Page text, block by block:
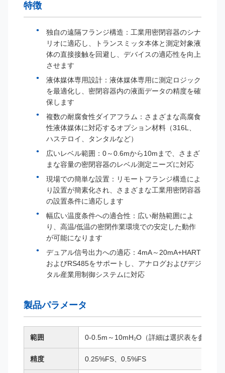
特徴
独自の遠隔フランジ構造：工業用密閉容器のシナ
リオに適応し、トランスミッタ本体と測定対象液
体の直接接触を回避し、デバイスの適応性を向上
させます
液体媒体専用設計：液体媒体専用に測定ロジック
を最適化し、密閉容器内の液面データの精度を確
保します
複数の耐腐食性ダイアフラム：さまざまな高腐食
性液体媒体に対応するオプション材料（316L、
ハステロイ、タンタルなど）
広いレベル範囲：0～0.6mから10mまで、さまざ
まな容量の密閉容器のレベル測定ニーズに対応
現場での簡単な設置：リモートフランジ構造によ
り設置が簡素化され、さまざまな工業用密閉容器
の設置条件に適応します
幅広い温度条件への適合性：広い耐熱範囲によ
り、高温/低温の密閉作業環境での安定した動作
が可能になります
デュアル信号出力への適応：4mA～20mA+HART
およびRS485をサポートし、アナログおよびデジ
タル産業用制御システムに対応
製品パラメータ
範囲 0-0.5m～10mH₂O（詳細は選択表を参照）
精度 0.25%FS、0.5%FS